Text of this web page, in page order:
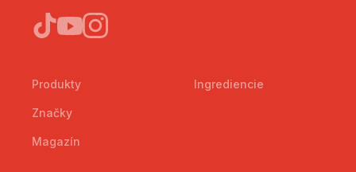
Produkty
Značky
Magazín
Ingrediencie